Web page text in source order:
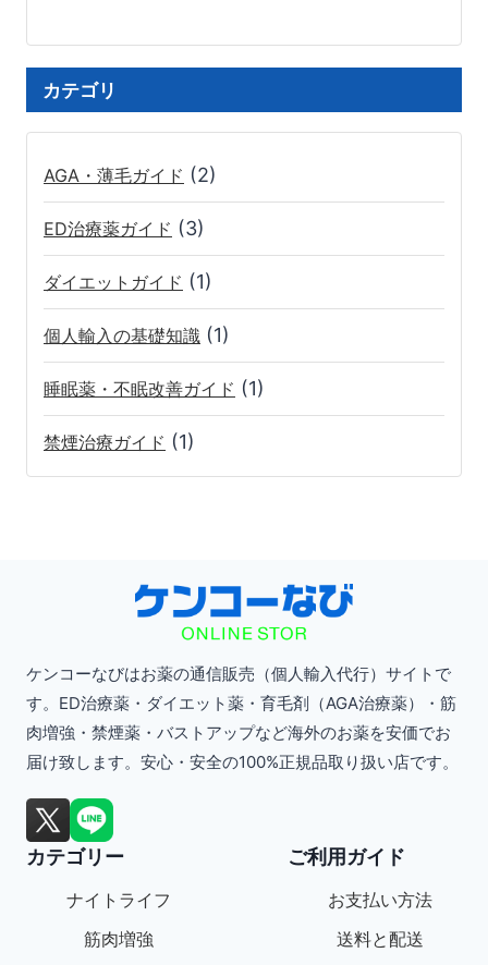
カテゴリ
AGA・薄毛ガイド (2)
ED治療薬ガイド (3)
ダイエットガイド (1)
個人輸入の基礎知識 (1)
睡眠薬・不眠改善ガイド (1)
禁煙治療ガイド (1)
ケンコーなびはお薬の通信販売（個人輸入代行）サイトで
す。ED治療薬・ダイエット薬・育毛剤（AGA治療薬）・筋
肉増強・禁煙薬・バストアップなど海外のお薬を安価でお
届け致します。安心・安全の100%正規品取り扱い店です。
カテゴリー
ナイトライフ
筋肉増強
ご利用ガイド
お支払い方法
送料と配送